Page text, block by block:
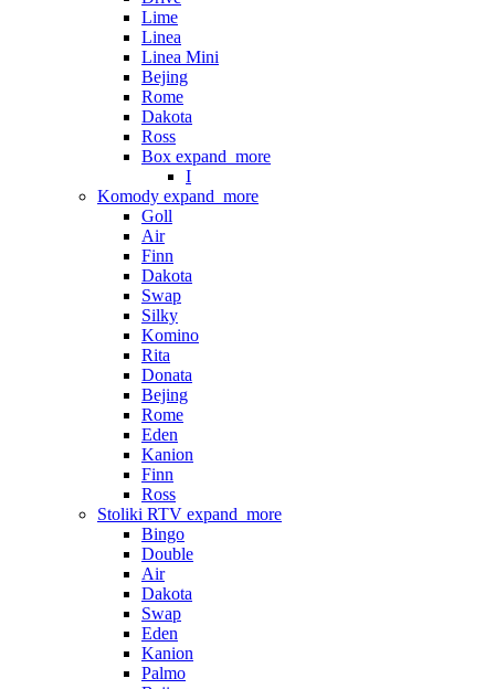
Lime
Linea
Linea Mini
Bejing
Rome
Dakota
Ross
Box expand_more
I
Komody expand_more
Goll
Air
Finn
Dakota
Swap
Silky
Komino
Rita
Donata
Bejing
Rome
Eden
Kanion
Finn
Ross
Stoliki RTV expand_more
Bingo
Double
Air
Dakota
Swap
Eden
Kanion
Palmo